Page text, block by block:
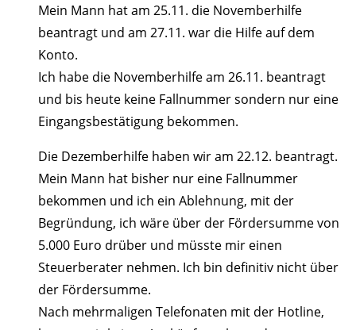
Mein Mann hat am 25.11. die Novemberhilfe
beantragt und am 27.11. war die Hilfe auf dem
Konto.
Ich habe die Novemberhilfe am 26.11. beantragt
und bis heute keine Fallnummer sondern nur eine
Eingangsbestätigung bekommen.
Die Dezemberhilfe haben wir am 22.12. beantragt.
Mein Mann hat bisher nur eine Fallnummer
bekommen und ich ein Ablehnung, mit der
Begründung, ich wäre über der Fördersumme von
5.000 Euro drüber und müsste mir einen
Steuerberater nehmen. Ich bin definitiv nicht über
der Fördersumme.
Nach mehrmaligen Telefonaten mit der Hotline,